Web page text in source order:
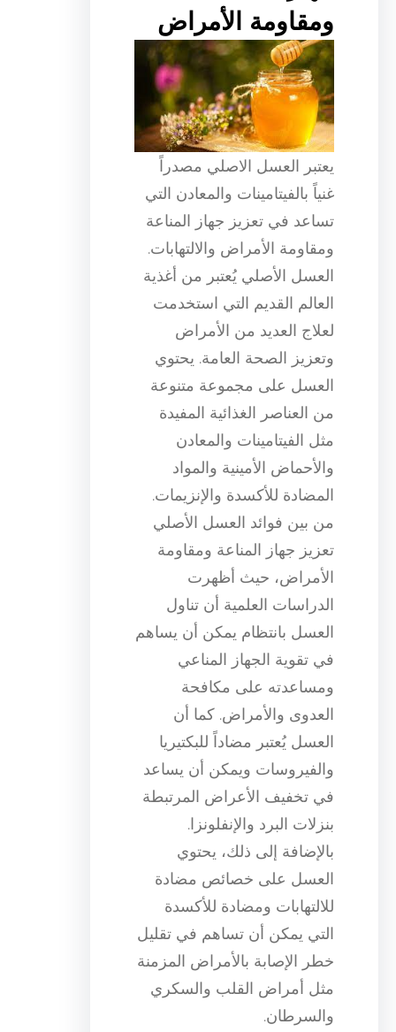
ومقاومة الأمراض
يعتبر العسل الاصلي مصدراً
غنياً بالفيتامينات والمعادن التي
تساعد في تعزيز جهاز المناعة
ومقاومة الأمراض والالتهابات.
العسل الأصلي يُعتبر من أغذية
العالم القديم التي استخدمت
لعلاج العديد من الأمراض
وتعزيز الصحة العامة. يحتوي
العسل على مجموعة متنوعة
من العناصر الغذائية المفيدة
مثل الفيتامينات والمعادن
والأحماض الأمينية والمواد
المضادة للأكسدة والإنزيمات.
من بين فوائد العسل الأصلي
تعزيز جهاز المناعة ومقاومة
الأمراض، حيث أظهرت
الدراسات العلمية أن تناول
العسل بانتظام يمكن أن يساهم
في تقوية الجهاز المناعي
ومساعدته على مكافحة
العدوى والأمراض. كما أن
العسل يُعتبر مضاداً للبكتيريا
والفيروسات ويمكن أن يساعد
في تخفيف الأعراض المرتبطة
بنزلات البرد والإنفلونزا.
بالإضافة إلى ذلك، يحتوي
العسل على خصائص مضادة
للالتهابات ومضادة للأكسدة
التي يمكن أن تساهم في تقليل
خطر الإصابة بالأمراض المزمنة
مثل أمراض القلب والسكري
والسرطان.